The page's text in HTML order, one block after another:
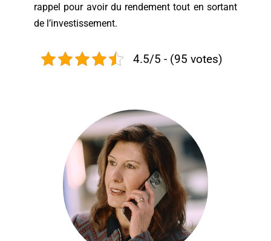
rappel pour avoir du rendement tout en sortant
de l’investissement.
4.5/5 - (95 votes)